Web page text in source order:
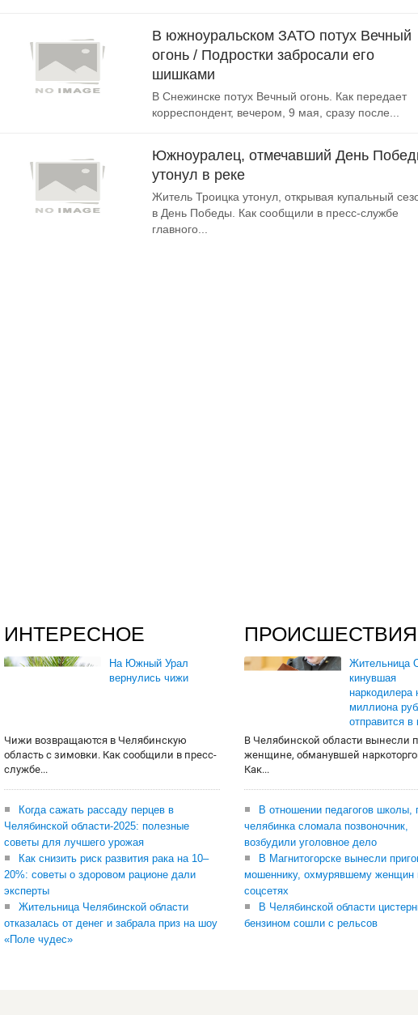
В южноуральском ЗАТО потух Вечный
огонь / Подростки забросали его
шишками
В Снежинске потух Вечный огонь. Как передает
корреспондент, вечером, 9 мая, сразу после...
Южноуралец, отмечавший День
утонул в реке
Житель Троицка утонул, открывая купальный
в День Победы. Как сообщили в пресс-службе
главного...
ИНТЕРЕСНОЕ
На Южный Урал
вернулись чижи
Чижи возвращаются в Челябинскую
область с зимовки. Как сообщили в пресс-
службе...
Когда сажать рассаду перцев в
Челябинской области-2025: полезные
советы для лучшего урожая
Как снизить риск развития рака на 10–
20%: советы о здоровом рационе дали
эксперты
Жительница Челябинской области
отказалась от денег и забрала приз на шоу
«Поле чудес»
ПРОИСШЕСТВИЯ
Жительница
кинувшая
наркодилера
миллиона
отправится
В Челябинской области вынесли
женщине, обманувшей
Как...
В отношении педагогов школы,
челябинка сломала позвоночник,
возбудили уголовное дело
В Магнитогорске вынесли
мошеннику, охмурявшему женщин
соцсетях
В Челябинской области
бензином сошли с рельсов